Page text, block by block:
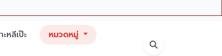
หลีเป๊ะ หมวดหมู่